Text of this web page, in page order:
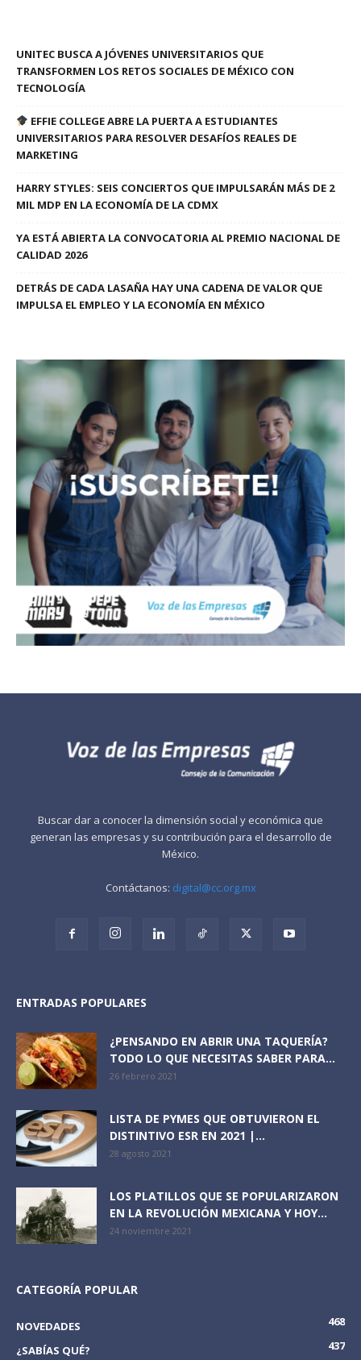
UNITEC BUSCA A JÓVENES UNIVERSITARIOS QUE
TRANSFORMEN LOS RETOS SOCIALES DE MÉXICO CON
TECNOLOGÍA
EFFIE COLLEGE ABRE LA PUERTA A ESTUDIANTES
UNIVERSITARIOS PARA RESOLVER DESAFÍOS REALES DE
MARKETING
HARRY STYLES: SEIS CONCIERTOS QUE IMPULSARÁN MÁS DE 2
MIL MDP EN LA ECONOMÍA DE LA CDMX
YA ESTÁ ABIERTA LA CONVOCATORIA AL PREMIO NACIONAL DE
CALIDAD 2026
DETRÁS DE CADA LASAÑA HAY UNA CADENA DE VALOR QUE
IMPULSA EL EMPLEO Y LA ECONOMÍA EN MÉXICO
Buscar dar a conocer la dimensión social y económica que
generan las empresas y su contribución para el desarrollo de
México.
Contáctanos: digital@cc.org.mx
ENTRADAS POPULARES
¿PENSANDO EN ABRIR UNA TAQUERÍA?
TODO LO QUE NECESITAS SABER PARA...
26 febrero 2021
LISTA DE PYMES QUE OBTUVIERON EL
DISTINTIVO ESR EN 2021 |...
28 agosto 2021
LOS PLATILLOS QUE SE POPULARIZARON
EN LA REVOLUCIÓN MEXICANA Y HOY...
24 noviembre 2021
CATEGORÍA POPULAR
NOVEDADES
468
¿SABÍAS QUÉ?
437